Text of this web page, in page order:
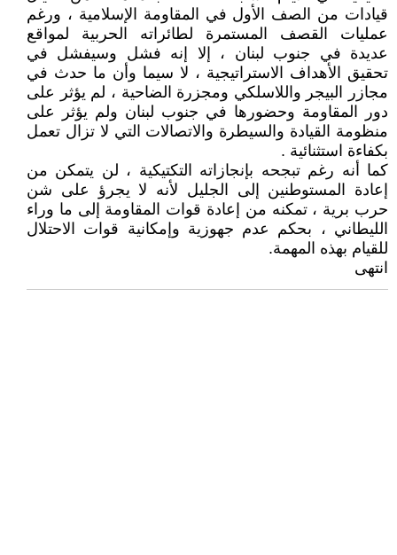
قيادات من الصف الأول في المقاومة الإسلامية ، ورغم
عمليات القصف المستمرة لطائراته الحربية لمواقع
عديدة في جنوب لبنان ، إلا إنه فشل وسيفشل في
تحقيق الأهداف الاستراتيجية ، لا سيما وأن ما حدث في
مجازر البيجر واللاسلكي ومجزرة الضاحية ، لم يؤثر على
دور المقاومة وحضورها في جنوب لبنان ولم يؤثر على
منظومة القيادة والسيطرة والاتصالات التي لا تزال تعمل
بكفاءة استثنائية .
كما أنه رغم تبجحه بإنجازاته التكتيكية ، لن يتمكن من
إعادة المستوطنين إلى الجليل لأنه لا يجرؤ على شن
حرب برية ، تمكنه من إعادة قوات المقاومة إلى ما وراء
الليطاني ، بحكم عدم جهوزية وإمكانية قوات الاحتلال
للقيام بهذه المهمة.
انتهى